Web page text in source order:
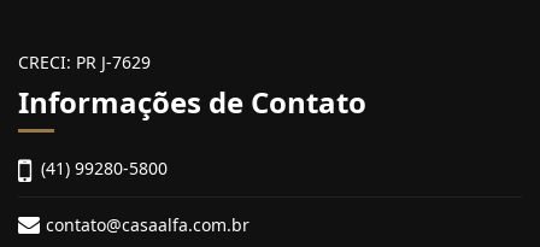
CRECI: PR J-7629
Informações de Contato
(41) 99280-5800
contato@casaalfa.com.br